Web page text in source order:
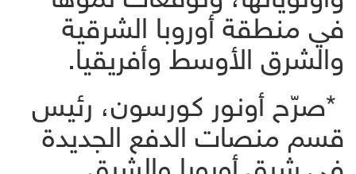
في منطقة أوروبا الشرقية
والشرق الأوسط وأفريقيا.
*صرّح أونور كورسون، رئيس
قسم منصات الدفع الجديدة
في شرق أوروبا والشرق